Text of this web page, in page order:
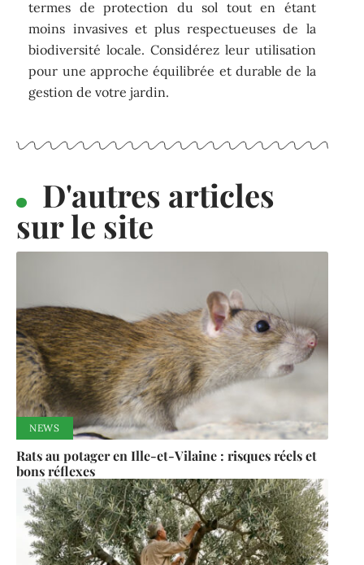
termes de protection du sol tout en étant
moins invasives et plus respectueuses de la
biodiversité locale. Considérez leur utilisation
pour une approche équilibrée et durable de la
gestion de votre jardin.
D'autres articles
sur le site
NEWS
Rats au potager en Ille-et-Vilaine : risques réels et
bons réflexes